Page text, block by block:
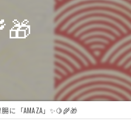
に「AMAZA」✨🍋🌾🎁